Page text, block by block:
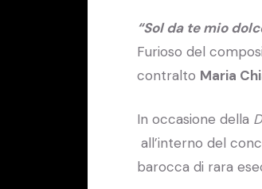
“Sol da te mio
Furioso del
contralto Maria
In occasione della
all’interno del
barocca di rara